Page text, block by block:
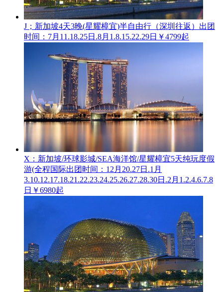
J；新加坡4天3晚(星耀樟宜)半自由行（深圳往返） 出团
时间：7月11.18.25日.8月1.8.15.22.29日 ￥4799起
X：新加坡/环球影城/SEA海洋馆/星耀樟宜5天纯玩度假
游(全程国际出团时间：12月20.27日.1月
3.10.12.17.18.21.22.23.24.25.26.27.28.30日.2月1.2.4.6.7.8
日 ￥6980起